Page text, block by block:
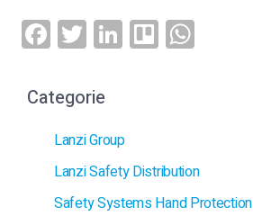
Facebook
Twitter
LinkedIn
Trello
Categorie
Lanzi Group
Lanzi Safety Distribution
Safety Systems Hand Protection